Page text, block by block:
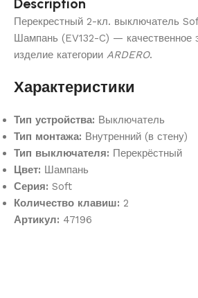
Description
Перекрестный 2-кл. выключатель
Шампань (EV132-C) — качественное
изделие категории ARDERO.
Характеристики
Тип устройства: Выключатель
Тип монтажа: Внутренний (в стену)
Тип выключателя: Перекрёстный
Цвет: Шампань
Серия: Soft
Количество клавиш: 2
Артикул: 47196